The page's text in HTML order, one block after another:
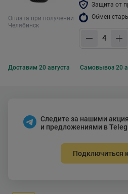
Оплата при получении
Челябинск
Защита от
Обмен
Доставим 20 августа Самовывоз 20
Следите за нашими
и предложениями в
Подключиться